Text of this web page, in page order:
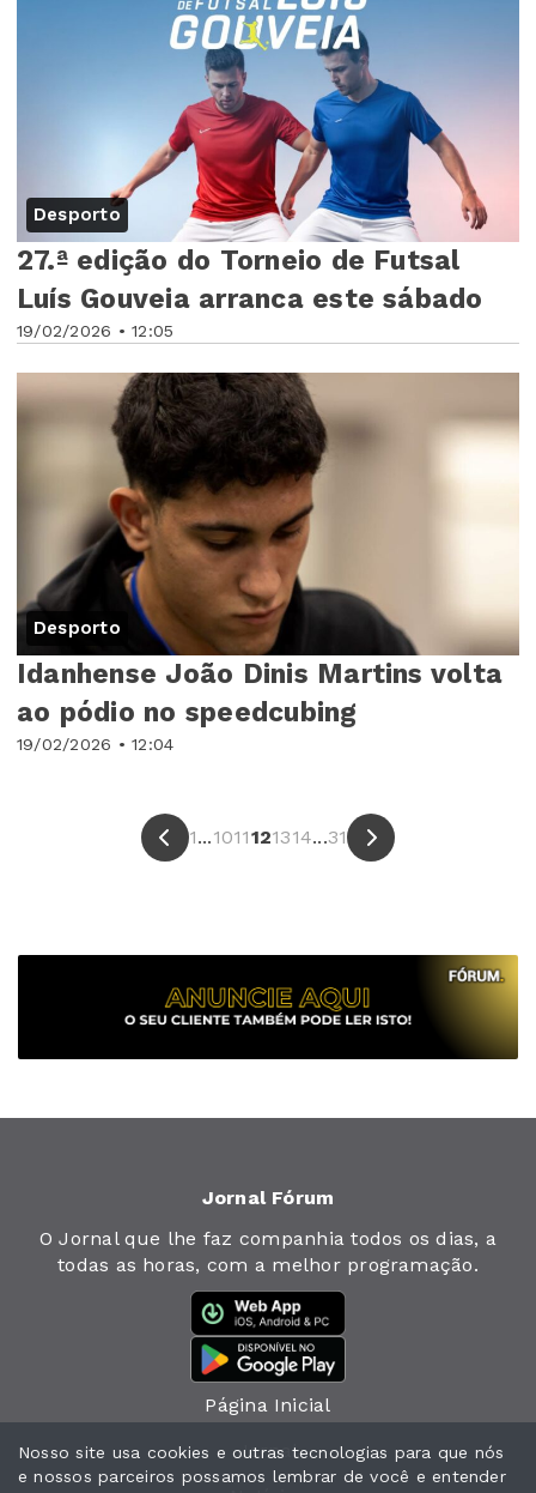
Desporto
19/02/2026 • 12:05
27.ª edição do Torneio de Futsal
Luís Gouveia arranca este sábado
Desporto
19/02/2026 • 12:04
Idanhense João Dinis Martins volta
ao pódio no speedcubing
1...1011121314...31
Jornal Fórum
O Jornal que lhe faz companhia todos os dias, a
todas as horas, com a melhor programação.
Página Inicial
Jornal
Nosso site usa cookies e outras tecnologias para que nós
e nossos parceiros possamos lembrar de você e entender